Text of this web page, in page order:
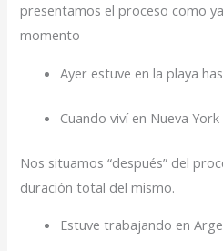
presentamos el proceso como
momento
Ayer estuve en la playa
Cuando viví en Nueva
Nos situamos “después” del
duración total del mismo.
Estuve trabajando en